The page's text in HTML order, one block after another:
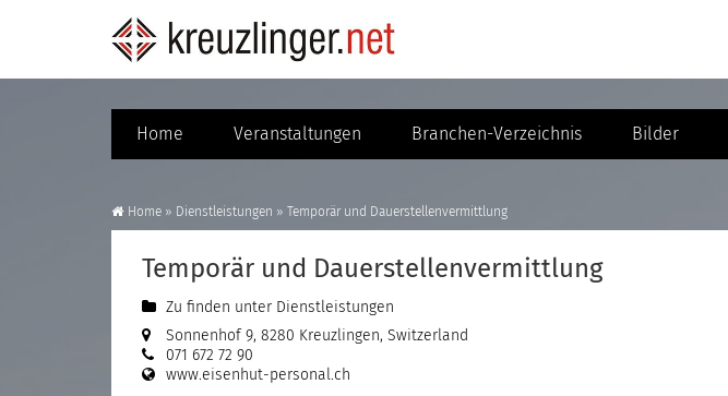
Home Veranstaltungen Branchen-Verzeichnis Bilder
Home » Dienstleistungen » Temporär und Dauerstellenvermittlung
Temporär und Dauerstellenvermittlung
Zu finden unter Dienstleistungen
Sonnenhof 9, 8280 Kreuzlingen, Switzerland
071 672 72 90
www.eisenhut-personal.ch